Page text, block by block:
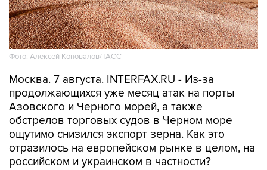
Фото: Алексей Коновалов/ТАСС
Москва. 7 августа. INTERFAX.RU - Из-за
продолжающихся уже месяц атак на порты
Азовского и Черного морей, а также
обстрелов торговых судов в Черном море
ощутимо снизился экспорт зерна. Как это
отразилось на европейском рынке в целом, на
российском и украинском в частности?